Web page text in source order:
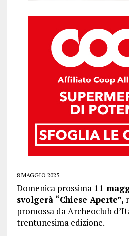
8 MAGGIO 2025
Domenica prossima 11
svolgerà “Chiese Aperte”,
promossa da Archeoclub
trentunesima edizione.